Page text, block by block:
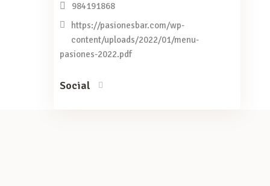
984191868
https://pasionesbar.com/wp-
content/uploads/2022/01/menu-
pasiones-2022.pdf
Social